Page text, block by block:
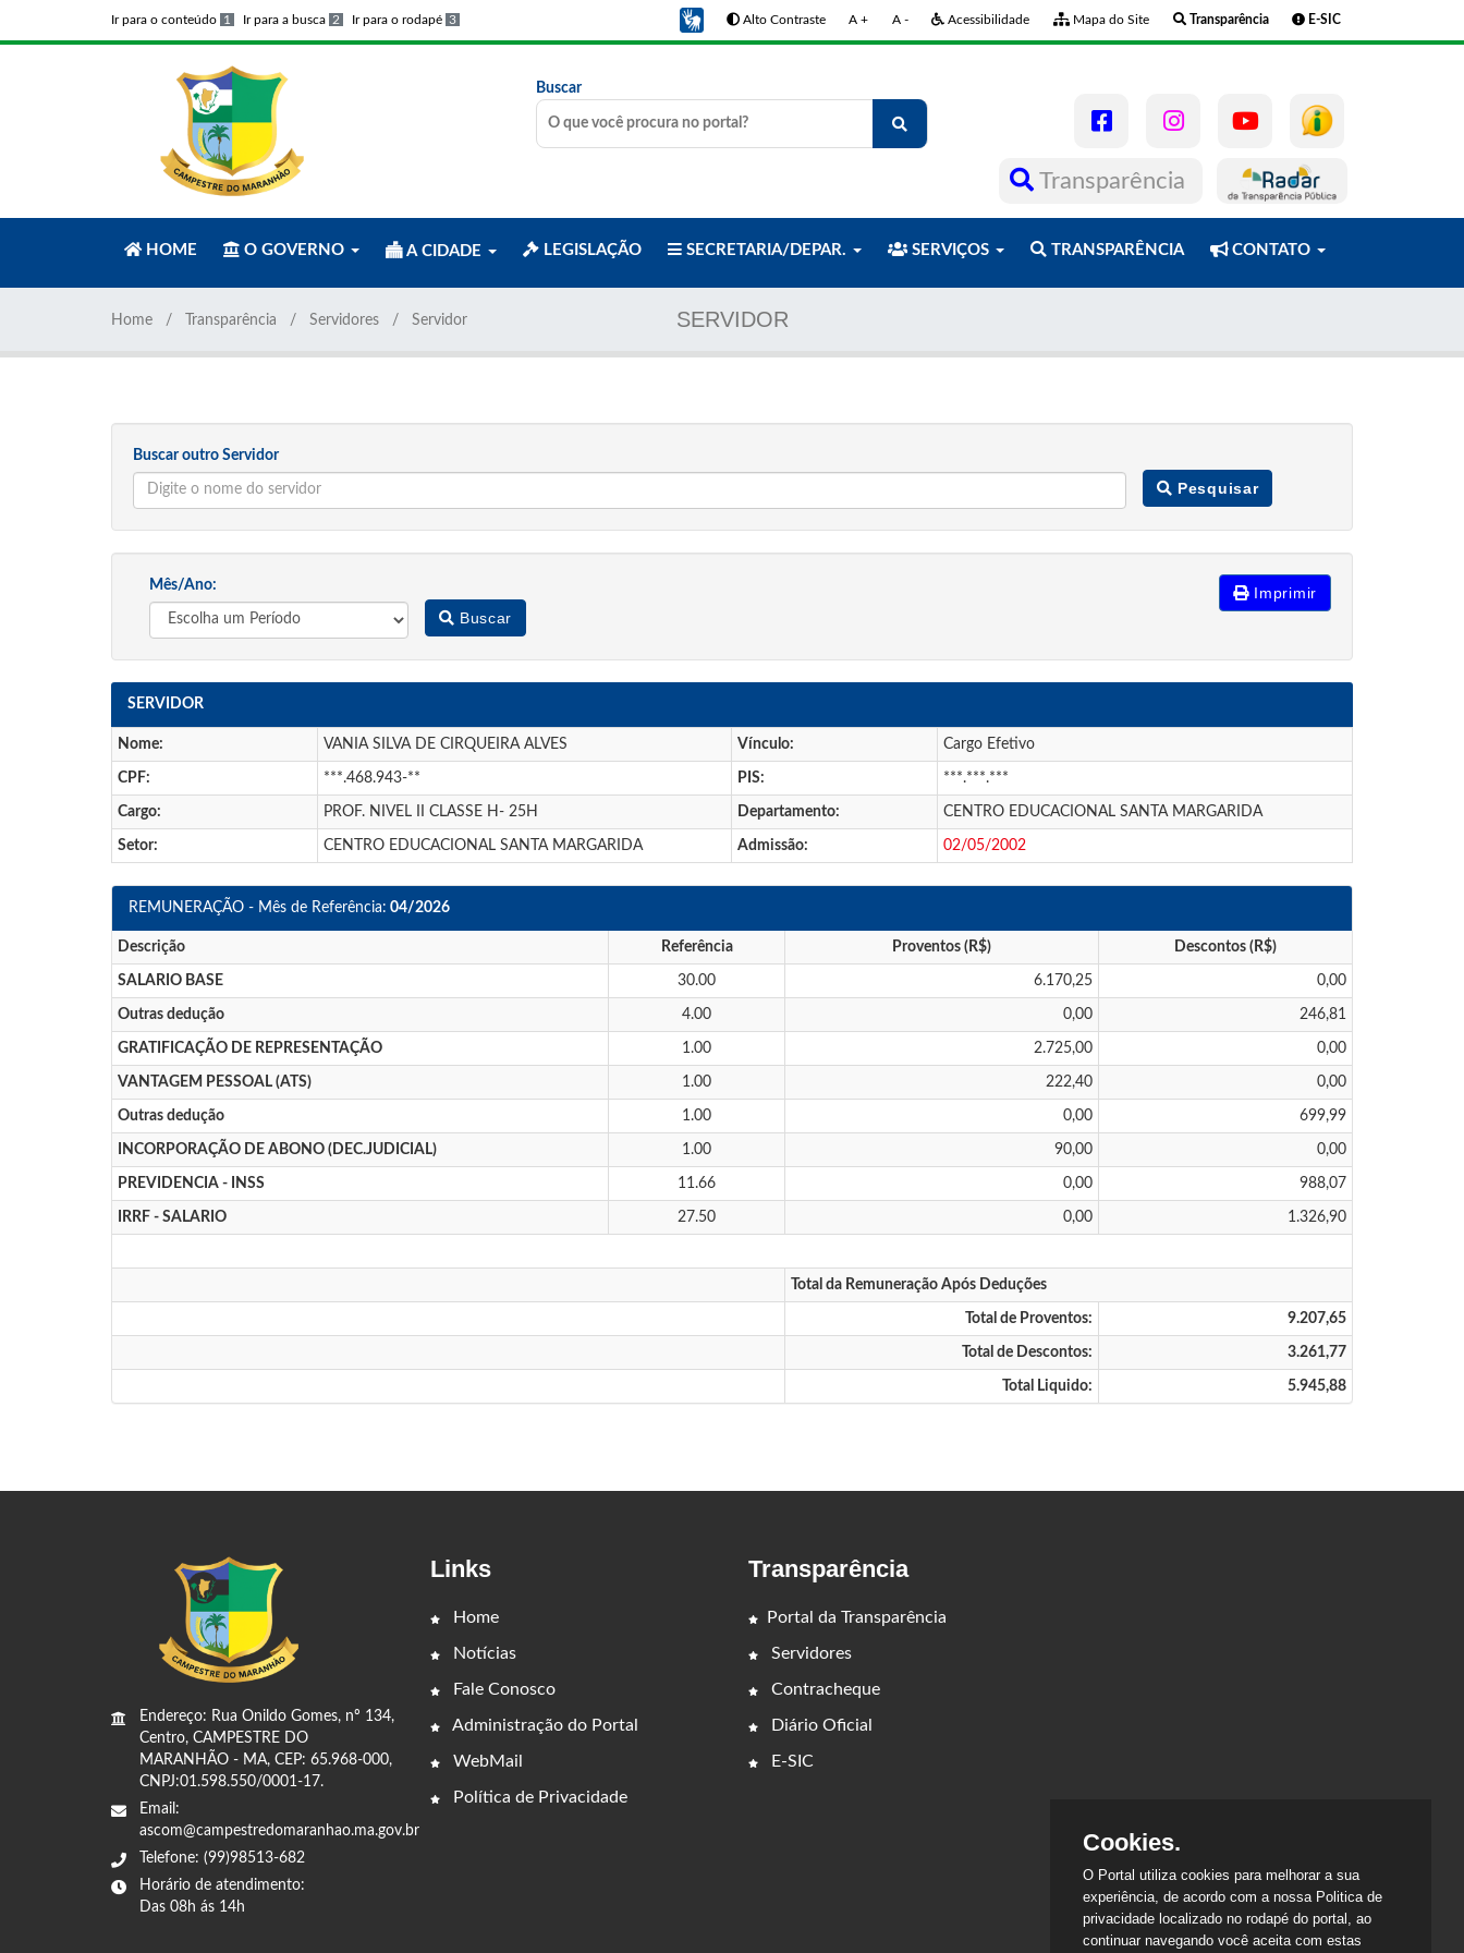
Ir para o conteúdo 1 Ir para a busca 2 Ir para o rodapé 3 Alto Contraste A + A - Acessibilidade Mapa do Site Transparência E-SIC
Buscar
Transparência
HOME O GOVERNO A CIDADE LEGISLAÇÃO SECRETARIA/DEPAR. SERVIÇOS TRANSPARÊNCIA CONTATO
SERVIDOR
Home Transparência Servidores Servidor
Buscar outro Servidor
Pesquisar
Mês/Ano:
Buscar
Imprimir
SERVIDOR
Nome: VANIA SILVA DE CIRQUEIRA ALVES Vínculo: Cargo Efetivo
CPF: ***.468.943-** PIS: ***.***.***
Cargo: PROF. NIVEL II CLASSE H- 25H Departamento: CENTRO EDUCACIONAL SANTA MARGARIDA
Setor: CENTRO EDUCACIONAL SANTA MARGARIDA Admissão: 02/05/2002
REMUNERAÇÃO - Mês de Referência: 04/2026
Descrição Referência Proventos (R$) Descontos (R$)
SALARIO BASE 30.00 6.170,25 0,00
Outras dedução 4.00 0,00 246,81
GRATIFICAÇÃO DE REPRESENTAÇÃO 1.00 2.725,00 0,00
VANTAGEM PESSOAL (ATS) 1.00 222,40 0,00
Outras dedução 1.00 0,00 699,99
INCORPORAÇÃO DE ABONO (DEC.JUDICIAL) 1.00 90,00 0,00
PREVIDENCIA - INSS 11.66 0,00 988,07
IRRF - SALARIO 27.50 0,00 1.326,90
Total da Remuneração Após Deduções
Total de Proventos: 9.207,65
Total de Descontos: 3.261,77
Total Liquido: 5.945,88
Endereço: Rua Onildo Gomes, nº 134,
Centro, CAMPESTRE DO
MARANHÃO - MA, CEP: 65.968-000,
CNPJ:01.598.550/0001-17.
Email:
ascom@campestredomaranhao.ma.gov.br
Telefone: (99)98513-682
Horário de atendimento:
Das 08h ás 14h
Links
Home
Notícias
Fale Conosco
Administração do Portal
WebMail
Política de Privacidade
Transparência
Portal da Transparência
Servidores
Contracheque
Diário Oficial
E-SIC
Cookies.
O Portal utiliza cookies para melhorar a sua
experiência, de acordo com a nossa Politica de
privacidade localizado no rodapé do portal, ao
continuar navegando você aceita com estas